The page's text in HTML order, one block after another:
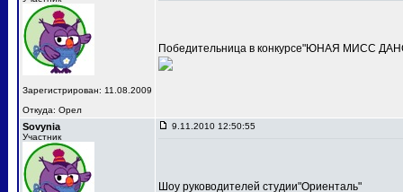
Зарегистрирован: 11.08.2009
Откуда: Орел
Победительница в конкурсе"ЮНАЯ МИСС
Sovynia
Участник
9.11.2010 12:50:55
Шоу руководителей студии"Ориенталь"